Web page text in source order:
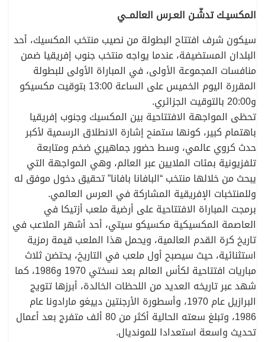
المكسيـك تدشّـن العـرس العالمــي
سيكون شرف افتتاح البطولة من نصيب منتخب المكسيك، أحد
البلدان المستضيفة، عندما يواجه منتخب جنوب إفريقيا ضمن
منافسات المجموعة الأولى، في المباراة الأولى للبطولة
المقررة اليوم الخميس على الساعة 13:00 بتوقيت مكسيكو
و20:00 بالتوقيت الجزائري.
تحظى المواجهة الافتتاحية بين المكسيك وجنوب إفريقيا
باهتمام كبير، كونها ستمنح إشارة الانطلاق الرسمية لأكبر
حدث كروي عالمي، وسط حضور جماهيري ضخم ومتابعة
تلفزيونية بمئات الملايين عبر العالم، وهي المواجهة التي
يبحث من خلالها منتخب “البافانا بافانا” تحقيق دخول موفق له
وللمنتخبات الإفريقية المشاركة في العرس العالمي.
برمجت المباراة الافتتاحية على أرضية ملعب أزتيكا في
العاصمة المكسيكية مكسيكو سيتي، أحد أشهر الملاعب في
تاريخ كرة القدم العالمية، ويحمل هذا الملعب قيمة رمزية
استثنائية، حيث سيصبح أول ملعب في التاريخ، يحتضن ثلاث
مباريات افتتاحية لكأس العالم بعد نسختي 1970 و1986، كما
شهد عبر تاريخه العديد من اللحظات الخالدة، أبرزها تتويج
البرازيل عام 1970، وأسطورة الأرجنتين دييغو مارادونا عام
1986، وتبلغ سعته الحالية أكثر من 80 ألف متفرج بعد أعمال
تحديث واسعة استعدادا للمونديال.